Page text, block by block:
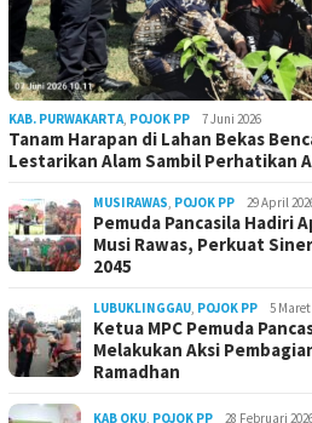
KAB. PURWAKARTA POJOK PP 7 Juni 2026
Tanam Harapan di Lahan Bekas
Lestarikan Alam Sambil Perhatikan
MUSIRAWAS POJOK PP 29 April
Pemuda Pancasila Hadiri
Musi Rawas, Perkuat
2045
LUBUKLINGGAU POJOK PP 5 Maret
Ketua MPC Pemuda
Melakukan Aksi
Ramadhan
KAB OKU POJOK PP 28 Februari